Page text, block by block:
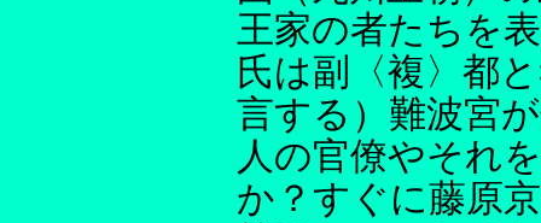
王家の者たちを
氏は副〈複〉都
言する）難波宮
人の官僚やそれ
か？すぐに藤原